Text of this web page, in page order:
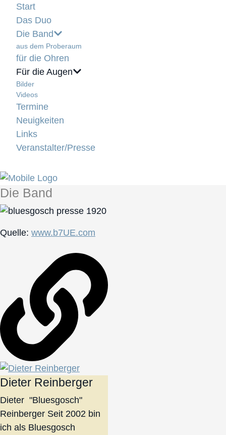
Start
Das Duo
Die Band
aus dem Proberaum
für die Ohren
Für die Augen
Bilder
Videos
Termine
Neuigkeiten
Links
Veranstalter/Presse
Die Band
Quelle: www.b7UE.com
Dieter Reinberger
Dieter "Bluesgosch"
Reinberger Seit 2002 bin
ich als Bluesgosch